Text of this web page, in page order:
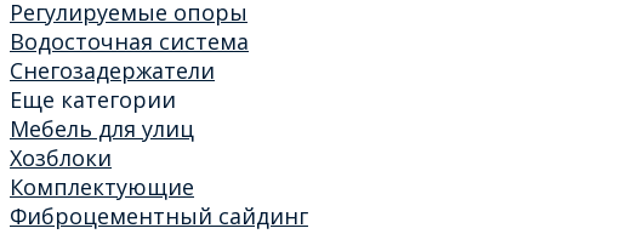
Регулируемые опоры
Водосточная система
Снегозадержатели
Еще категории
Мебель для улиц
Хозблоки
Комплектующие
Фиброцементный сайдинг